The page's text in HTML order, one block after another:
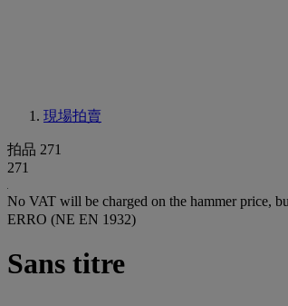
現場拍賣
拍品 271
271
No VAT will be charged on the hammer price,
ERRO (NE EN 1932)
Sans titre